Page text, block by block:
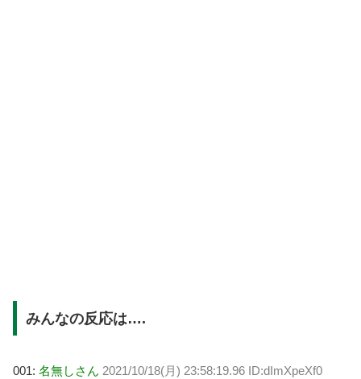
みんなの反応は….
001: 名無しさん 2021/10/18(月) 23:58:19.96 ID:dImXpeXf0